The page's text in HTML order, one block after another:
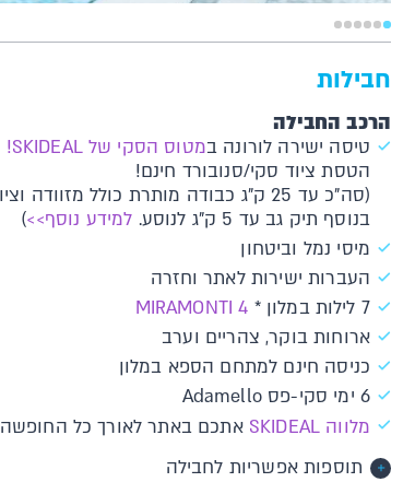
חבילות
הרכב החבילה
טיסה ישירה לורונה במטוס הסקי של SKIDEAL!
הטסת ציוד סקי/סנובורד חינם!
(סה"כ עד 25 ק"ג כבודה מותרת כולל מזוודה וציוד.
בנוסף תיק גב עד 5 ק"ג לנוסע.
למידע נוסף>>)
מיסי נמל וביטחון
העברות ישירות לאתר וחזרה
7 לילות במלון *
ארוחות בוקר, צהריים וערב
כניסה חינם למתחם הספא במלון
6 ימי סקי-פס Adamello
מלווה SKIDEAL
אתכם באתר לאורך כל החופשה
תוספות אפשריות לחבילה